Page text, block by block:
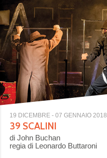
19 DICEMBRE - 07 GENNAIO 2018
39 SCALINI
di John Buchan
regia di Leonardo Buttaroni